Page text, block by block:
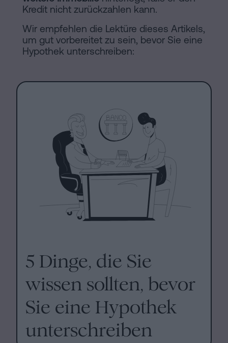
Kredit nicht zurückzahlen kann.
Wir empfehlen die Lektüre dieses Artikels,
um gut vorbereitet zu sein, bevor Sie eine
Hypothek unterschreiben:
5 Dinge, die Sie
wissen sollten, bevor
Sie eine Hypothek
unterschreiben